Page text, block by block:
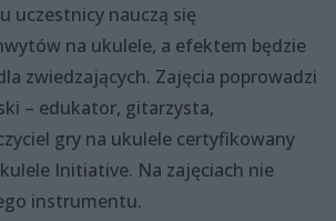
uczestnicy nauczą się
na ukulele, a efektem będzie
zwiedzających. Zajęcia poprowadzi
– edukator, gitarzysta,
gry na ukulele certyfikowany
Initiative. Na zajęciach nie
instrumentu.